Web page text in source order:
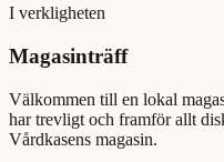
I verkligheten
Magasinträff
Välkommen till en lokal
har trevligt och framför allt
Vårdkasens magasin.